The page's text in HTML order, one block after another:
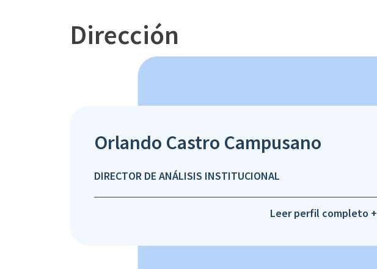
Dirección
Orlando Castro Campusano
DIRECTOR DE ANÁLISIS INSTITUCIONAL
Leer perfil completo +